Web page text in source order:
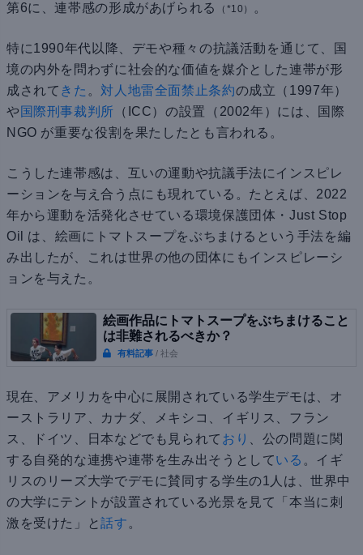
第6に、連帯感の形成があげられる （*10） 。
特に1990年代以降、デモや種々の抗議活動を通じて、国
境の内外を問わずに社会的な価値を媒介とした連帯が形
成されて きた 。 対人地雷全面禁止条約の成立（1997年）
や 国際刑事裁判所 （ICC）の設置（2002年）には、国際
NGO が重要な役割を果たしたとも言われる。
こうした連帯感は、互いの運動や抗議手法にインスピレ
ーションを与え合う点にも現れている。たとえば、2022
年から運動を活発化させている環境保護団体・Just Stop
Oil は、絵画にトマトスープをぶちまけるという手法を編
み出したが、これは世界の他の団体にもインスピレーシ
ョンを与えた。
絵画作品にトマトスープをぶちまけること
は非難されるべきか？
有料記事 / 社会
現在、アメリカを中心に展開されている学生デモは、オ
ーストラリア、カナダ、メキシコ、イギリス、フラン
ス、ドイツ、日本などでも見られて おり
、公の問題に関
する自発的な連携や連帯を生み出そうとしている 。イギ
リスのリーズ大学でデモに賛同する学生の1人は、世界中
の大学にテントが設置されている光景を見て「本当に刺
激を受けた」と話す 。